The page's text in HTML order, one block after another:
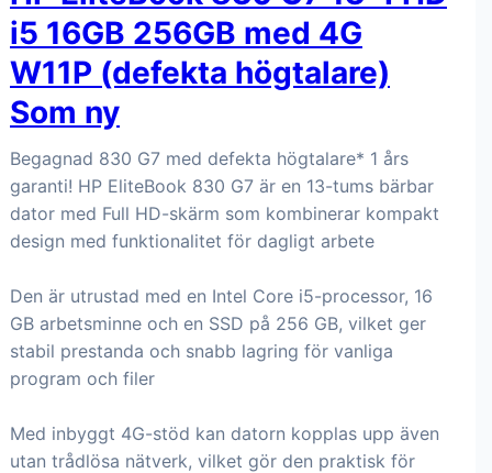
i5 16GB 256GB med 4G
W11P (defekta högtalare)
Som ny
Begagnad 830 G7 med defekta högtalare* 1 års
garanti! HP EliteBook 830 G7 är en 13-tums bärbar
dator med Full HD-skärm som kombinerar kompakt
design med funktionalitet för dagligt arbete
Den är utrustad med en Intel Core i5-processor, 16
GB arbetsminne och en SSD på 256 GB, vilket ger
stabil prestanda och snabb lagring för vanliga
program och filer
Med inbyggt 4G-stöd kan datorn kopplas upp även
utan trådlösa nätverk, vilket gör den praktisk för